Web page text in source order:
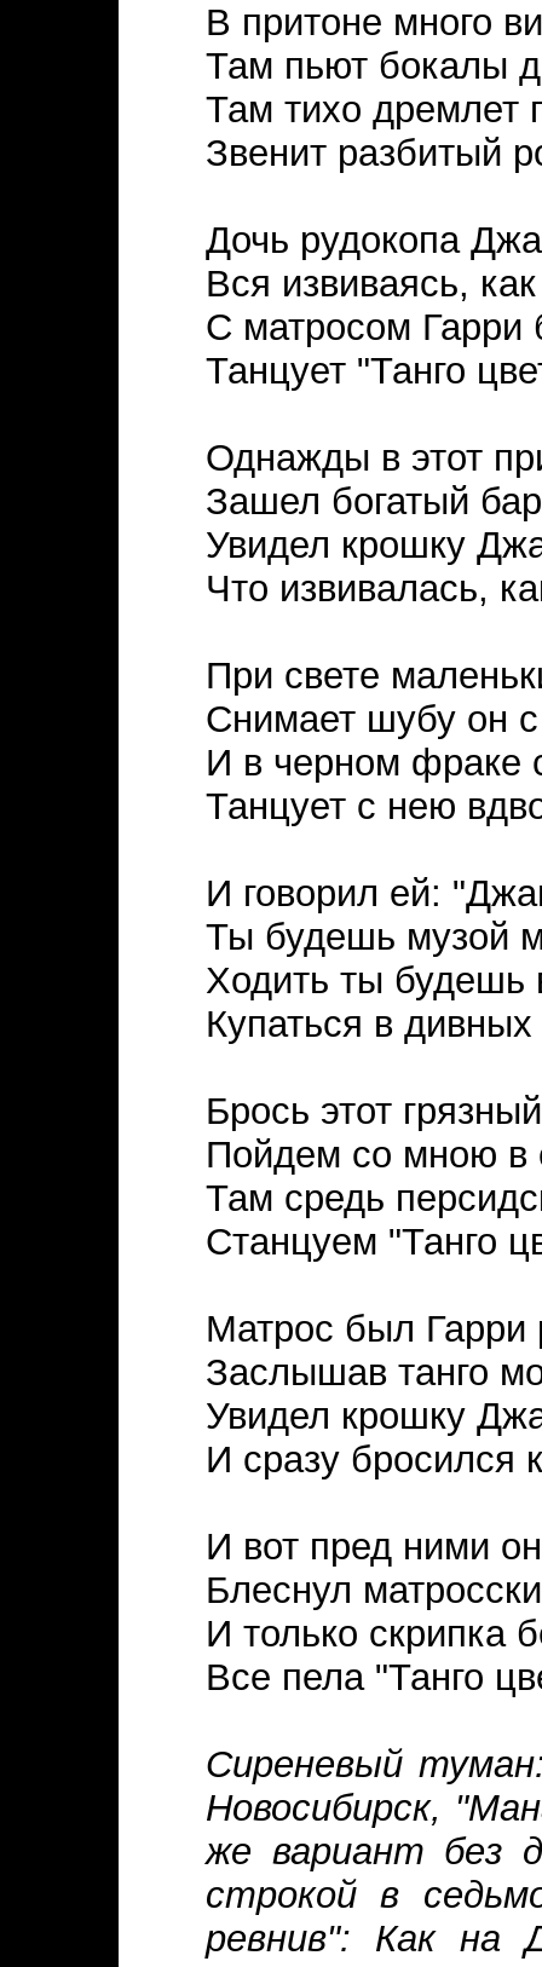
В притоне много
Там пьют бокалы
Там тихо дремлет
Звенит разбитый
Дочь рудокопа
Вся извиваясь,
С матросом Гарри
Танцует "Танго
Однажды в этот
Зашел богатый
Увидел крошку
Что извивалась,
При свете
Снимает шубу он
И в черном фраке
Танцует с нею
И говорил ей:
Ты будешь музой
Ходить ты будешь
Купаться в
Брось этот
Пойдем со мною в
Там средь
Станцуем "Танго
Матрос был Гарри
Заслышав танго
Увидел крошку
И сразу бросился
И вот пред ними
Блеснул
И только скрипка
Все пела "Танго
Сиреневый
Новосибирск,
же вариант без
строкой в
ревнив": Как на